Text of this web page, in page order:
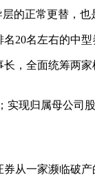
的正常更替，也
20名左右的中型
，全面统筹两
现归属母公司
从一家濒临破